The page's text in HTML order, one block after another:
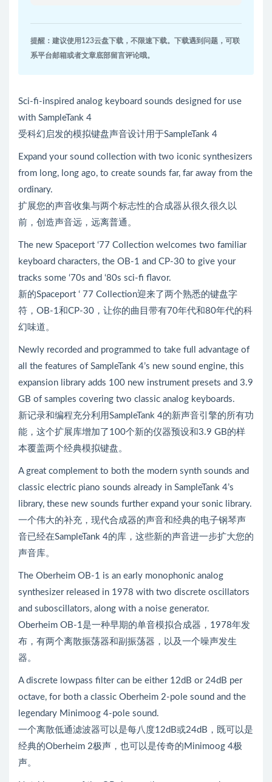
提醒：建议使用123云盘下载，不限速下载。下载遇到问题，可联
系平台邮箱或者文章底部留言评论哦。
Sci-fi-inspired analog keyboard sounds designed for use
with SampleTank 4
受科幻启发的模拟键盘声音设计用于SampleTank 4
Expand your sound collection with two iconic synthesizers
from long, long ago, to create sounds far, far away from the
ordinary.
扩展您的声音收集与两个标志性的合成器从很久很久以
前，创造声音远，远离普通。
The new Spaceport ‘77 Collection welcomes two familiar
keyboard characters, the OB-1 and CP-30 to give your
tracks some ‘70s and ‘80s sci-fi flavor.
新的Spaceport ‘ 77 Collection迎来了两个熟悉的键盘字
符，OB-1和CP-30，让你的曲目带有70年代和80年代的科
幻味道。
Newly recorded and programmed to take full advantage of
all the features of SampleTank 4’s new sound engine, this
expansion library adds 100 new instrument presets and 3.9
GB of samples covering two classic analog keyboards.
新记录和编程充分利用SampleTank 4的新声音引擎的所有功
能，这个扩展库增加了100个新的仪器预设和3.9 GB的样
本覆盖两个经典模拟键盘。
A great complement to both the modern synth sounds and
classic electric piano sounds already in SampleTank 4’s
library, these new sounds further expand your sonic library.
一个伟大的补充，现代合成器的声音和经典的电子钢琴声
音已经在SampleTank 4的库，这些新的声音进一步扩大您的
声音库。
The Oberheim OB-1 is an early monophonic analog
synthesizer released in 1978 with two discrete oscillators
and suboscillators, along with a noise generator.
Oberheim OB-1是一种早期的单音模拟合成器，1978年发
布，有两个离散振荡器和副振荡器，以及一个噪声发生
器。
A discrete lowpass filter can be either 12dB or 24dB per
octave, for both a classic Oberheim 2-pole sound and the
legendary Minimoog 4-pole sound.
一个离散低通滤波器可以是每八度12dB或24dB，既可以是
经典的Oberheim 2极声，也可以是传奇的Minimoog 4极
声。